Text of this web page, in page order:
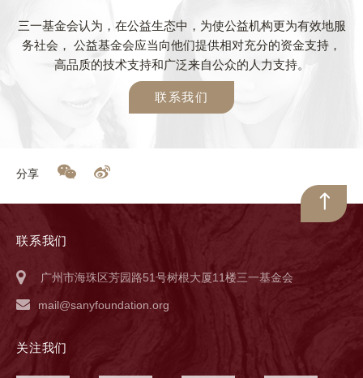
三一基金会认为，在公益生态中，为使公益机构更为有效地服
务社会， 公益基金会应当向他们提供相对充分的资金支持，
高品质的技术支持和广泛来自公众的人力支持。
联系我们
分享
联系我们
广州市海珠区芳园路51号树根大厦11楼三一基金会
mail@sanyfoundation.org
关注我们